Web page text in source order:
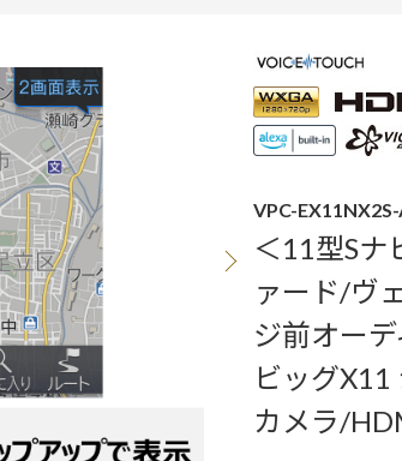
VPC-
＜11型S
ァード/ヴ
ジ前オー
ビッグX11
カメラ/